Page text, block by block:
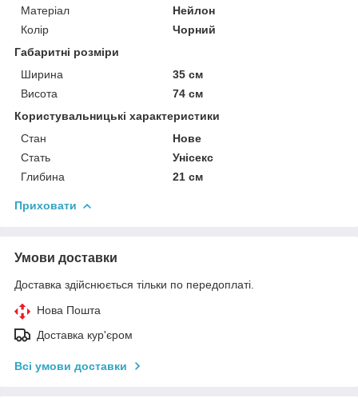
Матеріал
Нейлон
Колір
Чорний
Габаритні розміри
Ширина
35 см
Висота
74 см
Користувальницькі характеристики
Стан
Нове
Стать
Унісекс
Глибина
21 см
Приховати
Умови доставки
Доставка здійснюється тільки по передоплаті.
Нова Пошта
Доставка кур'єром
Всі умови доставки